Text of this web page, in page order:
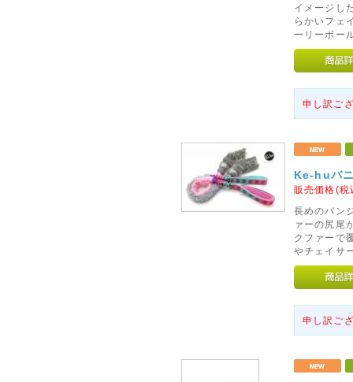
イメージし
らかいフェ
ーリーボー
申し訳ご
Ke-huバ
販売価格(
長めのバン
ァーの尻尾
クファーで
やチェイサ
申し訳ご